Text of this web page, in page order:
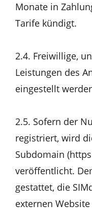
Monate in
Tarife kündigt.
2.4. Freiwillige,
Leistungen des
eingestellt
2.5. Sofern der
registriert, wird
Subdomain
veröffentlicht.
gestattet, die
externen